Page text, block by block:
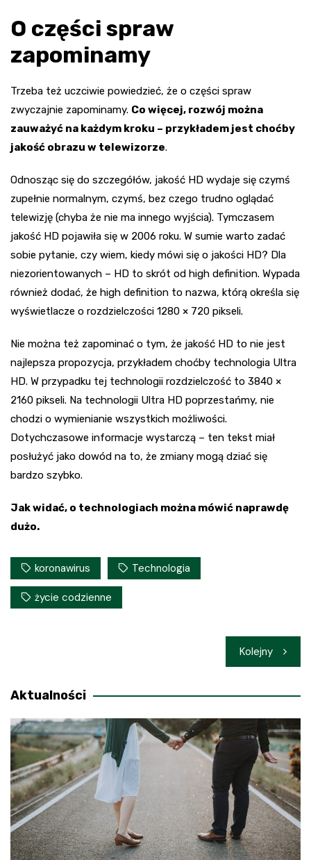
O części spraw
zapominamy
Trzeba też uczciwie powiedzieć, że o części spraw
zwyczajnie zapominamy. Co więcej, rozwój można
zauważyć na każdym kroku – przykładem jest choćby
jakość obrazu w telewizorze.
Odnosząc się do szczegółów, jakość HD wydaje się czymś
zupełnie normalnym, czymś, bez czego trudno oglądać
telewizję (chyba że nie ma innego wyjścia). Tymczasem
jakość HD pojawiła się w 2006 roku. W sumie warto zadać
sobie pytanie, czy wiem, kiedy mówi się o jakości HD? Dla
niezorientowanych – HD to skrót od high definition. Wypada
również dodać, że high definition to nazwa, którą określa się
wyświetlacze o rozdzielczości 1280 × 720 pikseli.
Nie można też zapominać o tym, że jakość HD to nie jest
najlepsza propozycja, przykładem choćby technologia Ultra
HD. W przypadku tej technologii rozdzielczość to 3840 ×
2160 pikseli. Na technologii Ultra HD poprzestańmy, nie
chodzi o wymienianie wszystkich możliwości.
Dotychczasowe informacje wystarczą – ten tekst miał
posłużyć jako dowód na to, że zmiany mogą dziać się
bardzo szybko.
Jak widać, o technologiach można mówić naprawdę
dużo.
koronawirus Technologia
życie codzienne
Kolejny
Aktualności